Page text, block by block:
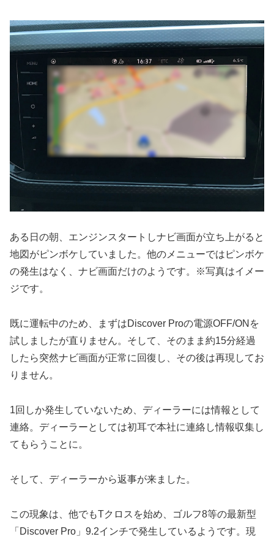
ある日の朝、エンジンスタートしナビ画面が立ち上がると
地図がピンボケしていました。他のメニューではピンボケ
の発生はなく、ナビ画面だけのようです。※写真はイメー
ジです。
既に運転中のため、まずはDiscover Proの電源OFF/ONを
試しましたが直りません。そして、そのまま約15分経過
したら突然ナビ画面が正常に回復し、その後は再現してお
りません。
1回しか発生していないため、ディーラーには情報として
連絡。ディーラーとしては初耳で本社に連絡し情報収集し
てもらうことに。
そして、ディーラーから返事が来ました。
この現象は、他でもTクロスを始め、ゴルフ8等の最新型
「Discover Pro」9.2インチで発生しているようです。現